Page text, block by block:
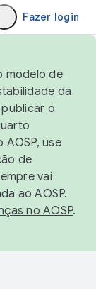
Fazer login
modelo de
da
o
use
de
vai
ao AOSP.
no AOSP.